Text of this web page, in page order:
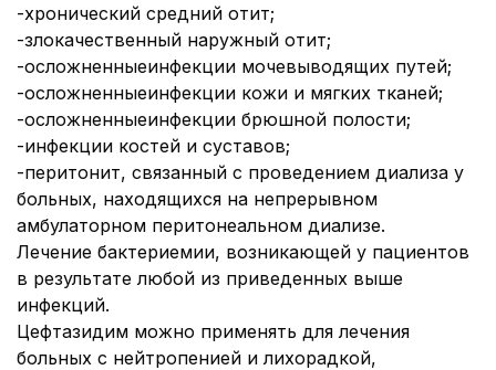
-хронический средний отит;
-злокачественный наружный отит;
-осложненныеинфекции мочевыводящих путей;
-осложненныеинфекции кожи и мягких тканей;
-осложненныеинфекции брюшной полости;
-инфекции костей и суставов;
-перитонит, связанный с проведением диализа у
больных, находящихся на непрерывном
амбулаторном перитонеальном диализе.
Лечение бактериемии, возникающей у пациентов
в результате любой из приведенных выше
инфекций.
Цефтазидим можно применять для лечения
больных с нейтропенией и лихорадкой,